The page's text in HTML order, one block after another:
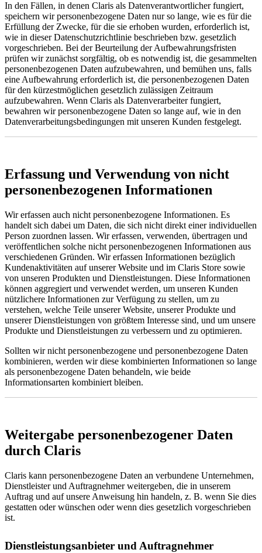
In den Fällen, in denen Claris als Datenverantwortlicher fungiert,
speichern wir personenbezogene Daten nur so lange, wie es für die
Erfüllung der Zwecke, für die sie erhoben wurden, erforderlich ist,
wie in dieser Datenschutzrichtlinie beschrieben bzw. gesetzlich
vorgeschrieben. Bei der Beurteilung der Aufbewahrungsfristen
prüfen wir zunächst sorgfältig, ob es notwendig ist, die gesammelten
personenbezogenen Daten aufzubewahren, und bemühen uns, falls
eine Aufbewahrung erforderlich ist, die personenbezogenen Daten
für den kürzestmöglichen gesetzlich zulässigen Zeitraum
aufzubewahren. Wenn Claris als Datenverarbeiter fungiert,
bewahren wir personenbezogene Daten so lange auf, wie in den
Datenverarbeitungsbedingungen mit unseren Kunden festgelegt.
Erfassung und Verwendung von nicht
personenbezogenen Informationen
Wir erfassen auch nicht personenbezogene Informationen. Es
handelt sich dabei um Daten, die sich nicht direkt einer individuellen
Person zuordnen lassen. Wir erfassen, verwenden, übertragen und
veröffentlichen solche nicht personenbezogenen Informationen aus
verschiedenen Gründen. Wir erfassen Informationen bezüglich
Kundenaktivitäten auf unserer Website und im Claris Store sowie
von unseren Produkten und Dienstleistungen. Diese Informationen
können aggregiert und verwendet werden, um unseren Kunden
nützlichere Informationen zur Verfügung zu stellen, um zu
verstehen, welche Teile unserer Website, unserer Produkte und
unserer Dienstleistungen von größtem Interesse sind, und um unsere
Produkte und Dienstleistungen zu verbessern und zu optimieren.
Sollten wir nicht personenbezogene und personenbezogene Daten
kombinieren, werden wir diese kombinierten Informationen so lange
als personenbezogene Daten behandeln, wie beide
Informationsarten kombiniert bleiben.
Weitergabe personenbezogener Daten
durch Claris
Claris kann personenbezogene Daten an verbundene Unternehmen,
Dienstleister und Auftragnehmer weitergeben, die in unserem
Auftrag und auf unsere Anweisung hin handeln, z. B. wenn Sie dies
gestatten oder wünschen oder wenn dies gesetzlich vorgeschrieben
ist.
Dienstleistungsanbieter und Auftragnehmer